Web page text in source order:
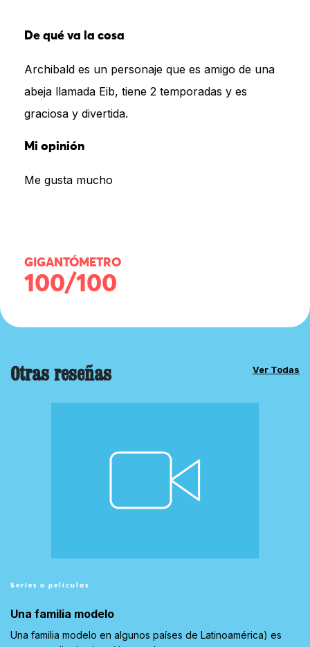
De qué va la cosa
Archibald es un personaje que es amigo de una
abeja llamada Eib, tiene 2 temporadas y es
graciosa y divertida.
Mi opinión
Me gusta mucho
GIGANTÓMETRO
100/100
Otras reseñas Ver Todas
Series o películas
Una familia modelo
Una familia modelo en algunos países de Latinoamérica) es